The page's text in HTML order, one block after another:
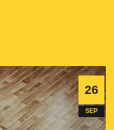
26
SEP